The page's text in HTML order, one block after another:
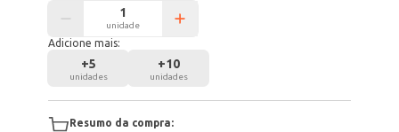
unidade
Adicione mais:
+5
unidades
+10
unidades
Resumo da compra: